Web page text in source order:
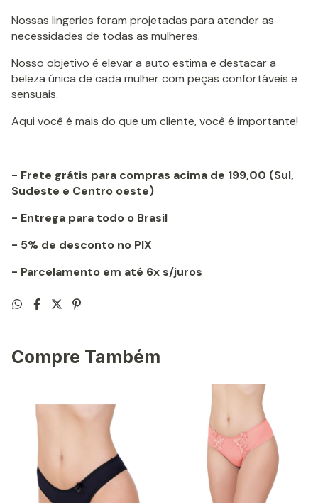
Nossas lingeries foram projetadas para atender as
necessidades de todas as mulheres.
Nosso objetivo é elevar a auto estima e destacar a
beleza única de cada mulher com peças confortáveis e
sensuais.
Aqui você é mais do que um cliente, você é importante!
- Frete grátis para compras acima de 199,00 (Sul,
Sudeste e Centro oeste)
- Entrega para todo o Brasil
- 5% de desconto no PIX
- Parcelamento em até 6x s/juros
Compre Também